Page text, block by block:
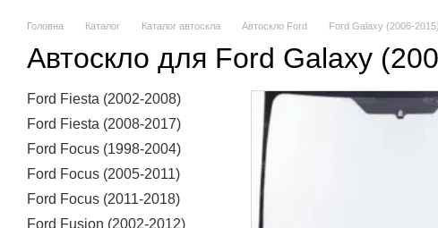
Головна Каталог Каталог автоскла Автоскло Ford Ford Galaxy (2006-2015)
Автоскло для Ford Galaxy
Ford Fiesta (2002-2008)
Ford Fiesta (2008-2017)
Ford Focus (1998-2004)
Ford Focus (2005-2011)
Ford Focus (2011-2018)
Ford Fusion (2002-2012)